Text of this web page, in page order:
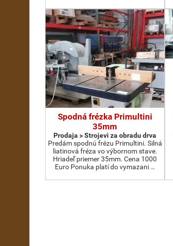
Spodná frézka Primultini
35mm
Prodaja > Strojevi za obradu drva
Predám spodnú frézu Primultini. Silná
liatinová fréza vo výbornom stave.
Hriadeľ priemer 35mm. Cena 1000
Euro Ponuka platí do vymazani …